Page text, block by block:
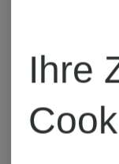
Ihre